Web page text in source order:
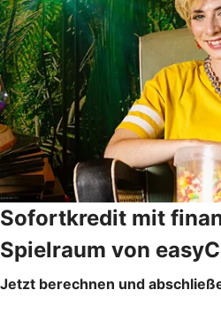
Sofortkredit mit
Spielraum von
Jetzt berechnen und